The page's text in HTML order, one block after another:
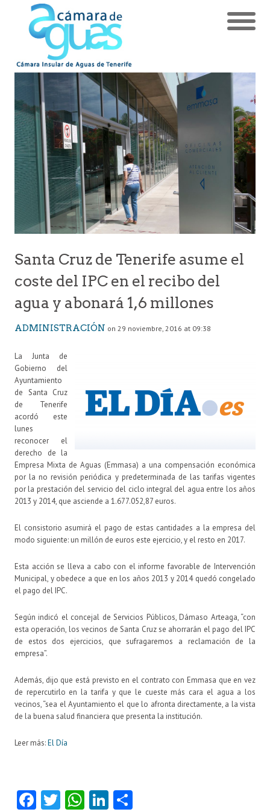
Santa Cruz de Tenerife asume el
coste del IPC en el recibo del
agua y abonará 1,6 millones
ADMINISTRACIÓN on 29 noviembre, 2016 at 09:38
La Junta de
Gobierno del
Ayuntamiento
de Santa Cruz
de Tenerife
acordó este
lunes
reconocer el
derecho de la
Empresa Mixta de Aguas (Emmasa) a una compensación económica
por la no revisión periódica y predeterminada de las tarifas vigentes
por la prestación del servicio del ciclo integral del agua entre los años
2013 y 2014, que asciende a 1.677.052,87 euros.
El consistorio asumirá el pago de estas cantidades a la empresa del
modo siguiente: un millón de euros este ejercicio, y el resto en 2017.
Esta acción se lleva a cabo con el informe favorable de Intervención
Municipal, y obedece a que en los años 2013 y 2014 quedó congelado
el pago del IPC.
Según indicó el concejal de Servicios Públicos, Dámaso Arteaga, “con
esta operación, los vecinos de Santa Cruz se ahorrarán el pago del IPC
de estos dos ejercicios, que sufragaremos a reclamación de la
empresa”.
Además, dijo que está previsto en el contrato con Emmasa que en vez
de repercutirlo en la tarifa y que le cueste más cara el agua a los
vecinos, “sea el Ayuntamiento el que lo afronta directamente, a la vista
de la buena salud financiera que presenta la institución.
Leer más:El Día
Fa T W Li